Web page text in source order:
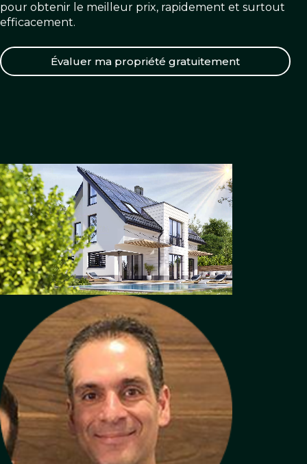
pour obtenir le meilleur prix, rapidement et surtout
efficacement.
Évaluer ma propriété gratuitement